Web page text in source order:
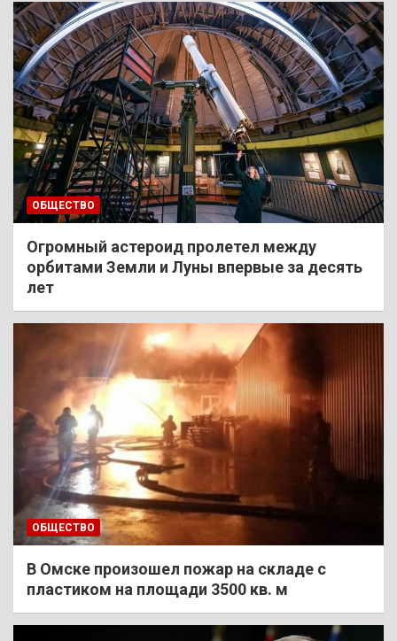
ОБЩЕСТВО
Огромный астероид пролетел между
орбитами Земли и Луны впервые за десять
лет
ОБЩЕСТВО
В Омске произошел пожар на складе с
пластиком на площади 3500 кв. м